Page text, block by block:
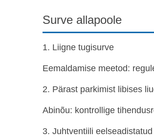
Surve allapoole
1. Liigne tugisurve
Eemaldamise meetod:
2. Pärast parkimist libises
Abinõu: kontrollige
3. Juhtventiili